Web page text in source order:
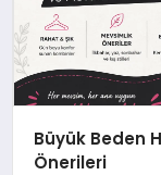
Büyük Beden
Önerileri